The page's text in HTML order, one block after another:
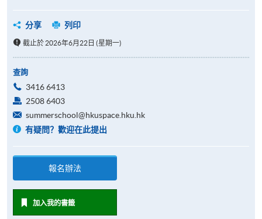
分享 列印
截止於 2026年6月22日 (星期一)
查詢
3416 6413
2508 6403
summerschool@hkuspace.hku.hk
有疑問？歡迎在此提出
報名辦法
加入我的書籤